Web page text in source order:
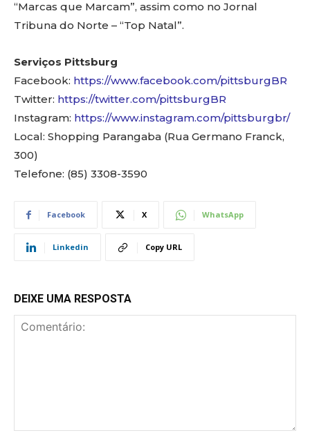
“Marcas que Marcam”, assim como no Jornal
Tribuna do Norte – “Top Natal”.
Serviços Pittsburg
Facebook: https://www.facebook.com/pittsburgBR
Twitter: https://twitter.com/pittsburgBR
Instagram: https://www.instagram.com/pittsburgbr/
Local: Shopping Parangaba (Rua Germano Franck,
300)
Telefone: (85) 3308-3590
Facebook X WhatsApp
Linkedin Copy URL
DEIXE UMA RESPOSTA